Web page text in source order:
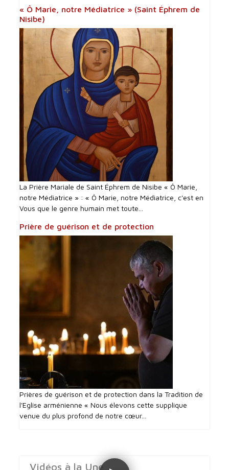
« Ô Marie, notre Médiatrice » (Saint Éphrem de
Nisibe)
La Prière Mariale de Saint Éphrem de Nisibe « Ô Marie,
notre Médiatrice » : « Ô Marie, notre Médiatrice, c'est en
Vous que le genre humain met toute...
Prière de guérison et de protection
Prières de guérison et de protection dans la Tradition de
l'Eglise arménienne « Nous élevons cette supplique
venue du plus profond de notre cœur...
Vidéos à la Une